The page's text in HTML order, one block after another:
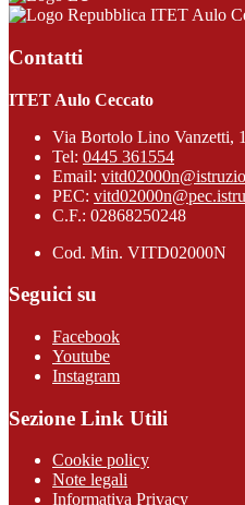
ITET Aulo
Contatti
ITET Aulo Ceccato
Via Bortolo Lino Vanzetti,
Tel: 0445 361554
Email:
PEC:
C.F.: 02868250248
Cod. Min. VITD02000N
Seguici su
Facebook
Youtube
Instagram
Sezione Link Utili
Cookie policy
Note legali
Informativa Privacy